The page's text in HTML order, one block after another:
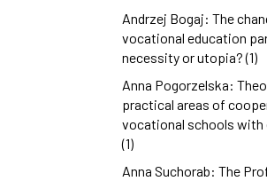
Andrzej Bogaj: The
vocational education
necessity or utopia? (1)
Anna Pogorzelska:
practical areas of
vocational schools with
(1)
Anna Suchorab: The